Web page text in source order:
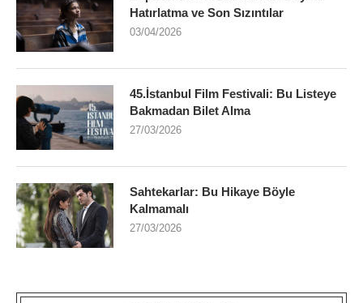
Hatırlatma ve Son Sızıntılar
03/04/2026
45.İstanbul Film Festivali: Bu Listeye
Bakmadan Bilet Alma
27/03/2026
Sahtekarlar: Bu Hikaye Böyle
Kalmamalı
27/03/2026